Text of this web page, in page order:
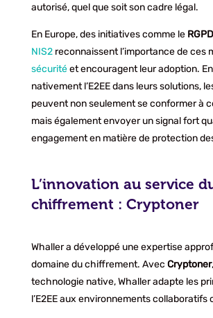
autorisé, quel que soit son cadre légal.
En Europe, des initiatives comme le RGPD
NIS2reconnaissent l’importance de ces
sécuritéet encouragent leur adoption.
nativement l’E2EE dans leurs solutions,
peuvent non seulement se conformer à
mais également envoyer un signal fort
engagement en matière de protection
L’innovation au service
chiffrement : Cryptoner
Whaller a développé une expertise
domaine du chiffrement. Avec Cryptoner
technologie native, Whaller adapte les
l’E2EE aux environnements collaboratifs